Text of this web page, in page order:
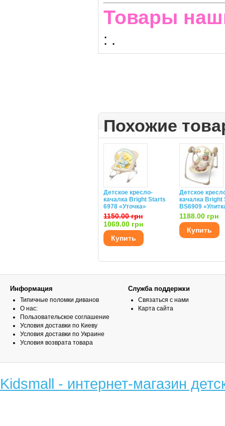
Товары
: .
Похожие
Детское кресло-
качалка Bright Starts
6978 «Уточка»
1150.00 грн
1069.00 грн
Купить
Детское
качалка Bright
BS6909
1188.00 грн
Купить
Информация
Типичные поломки диванов
О нас:
Пользовательское соглашение
Условия доставки по Киеву
Условия доставки по Украине
Условия возврата товара
Служба поддержки
Связаться с нами
Карта сайта
Kidsmall - интернет-магазин